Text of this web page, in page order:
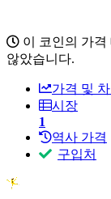
이 코인의 가격
않았습니다.
가격 및
시장
1
역사 가격
구입처